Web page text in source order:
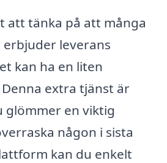
att tänka på att många
leverans
kan ha en liten
extra tjänst är
glömmer en viktig
någon i sista
kan du enkelt